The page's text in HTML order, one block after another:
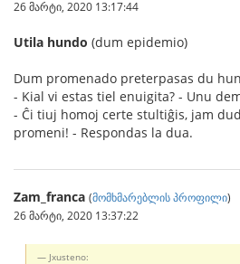
26 მარტი, 2020 13:17:44
Utila hundo (dum epidemio)
Dum promenado preterpasas du
- Kial vi estas tiel enuigita? - Unu
- Ĉi tiuj homoj certe stultiĝis, jam
promeni! - Respondas la dua.
Zam_franca (მომხმარებლის პროფილი)
26 მარტი, 2020 13:37:22
Jxusteno: